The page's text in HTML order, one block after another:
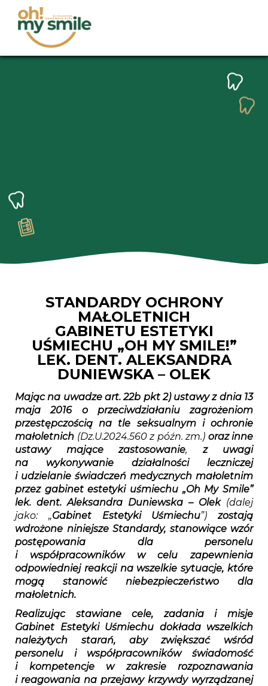
STANDARDY OCHRONY
MAŁOLETNICH
GABINETU ESTETYKI
UŚMIECHU „OH MY SMILE!”
LEK. DENT. ALEKSANDRA
DUNIEWSKA – OLEK
Mając na uwadze art. 22b pkt 2) ustawy z dnia 13
maja 2016 o przeciwdziałaniu zagrożeniom
przestępczością na tle seksualnym i ochronie
małoletnich (Dz.U.2024.560 z późn. zm.) oraz inne
ustawy mające zastosowanie,z uwagi
na wykonywanie działalności leczniczej
i udzielanie świadczeń medycznych małoletnim
przez gabinet estetyki uśmiechu „Oh My Smile”
lek. dent. Aleksandra Duniewska – Olek (dalej
jako: „Gabinet Estetyki Uśmiechu”) zostają
wdrożone niniejsze Standardy, stanowiące wzór
postępowania dla personelu
i współpracowników w celu zapewnienia
odpowiedniej reakcji na wszelkie sytuacje, które
mogą stanowić niebezpieczeństwo dla
małoletnich.
Realizując stawiane cele, zadania i misje
Gabinet Estetyki Uśmiechu dokłada wszelkich
należytych starań, aby zwiększać wśród
personelu i współpracowników świadomość
i kompetencje w zakresie rozpoznawania
i reagowania na przejawy krzywdy wyrządzanej